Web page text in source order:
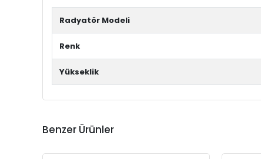
Radyatör Modeli
Renk
Yükseklik
Benzer Ürünler